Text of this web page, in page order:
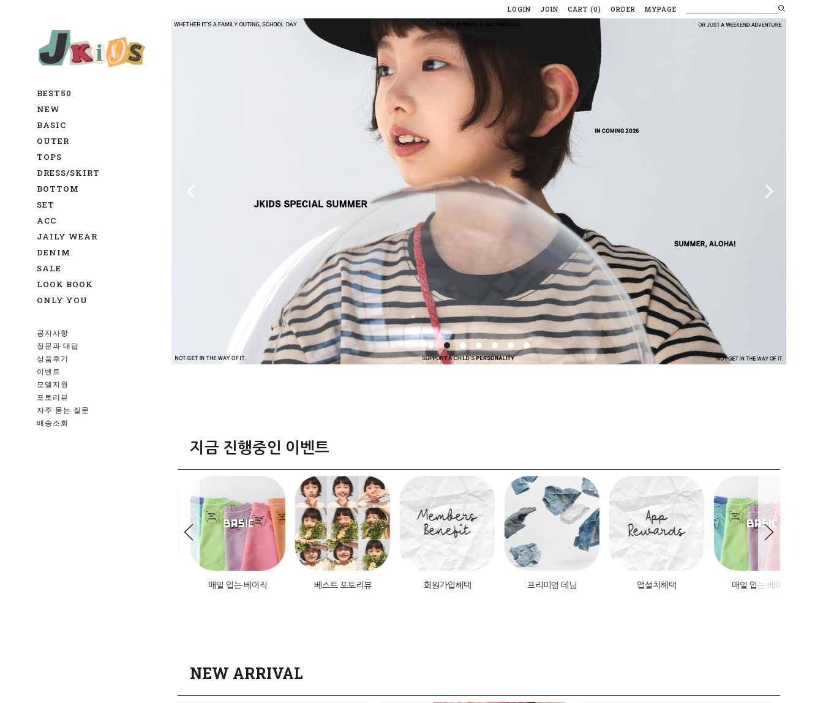
LOGIN JOIN CART (0) ORDER MYPAGE
BEST50
NEW
BASIC
OUTER
TOPS
DRESS/SKIRT
BOTTOM
SET
ACC
JAILY WEAR
DENIM
SALE
LOOK BOOK
ONLY YOU
공지사항
질문과 대답
상품후기
이벤트
모델지원
포토리뷰
자주 묻는 질문
배송조회
지금 진행중인 이벤트
매일 입는 베이직 베스트 포토리뷰 회원가입혜택 프리미엄 데님 앱설치혜택 매일 입는 베이직
NEW ARRIVAL